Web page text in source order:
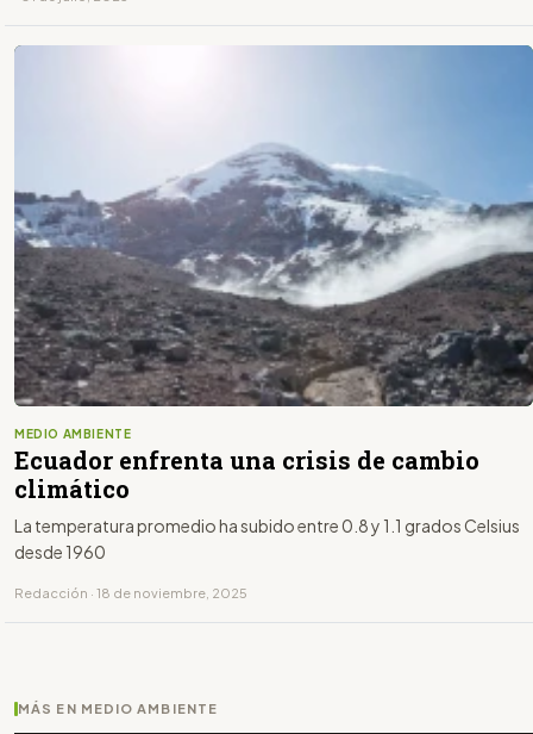
MEDIO AMBIENTE
Ecuador enfrenta una crisis de cambio
climático
La temperatura promedio ha subido entre 0.8 y 1.1 grados Celsius
desde 1960
Redacción · 18 de noviembre, 2025
MÁS EN MEDIO AMBIENTE